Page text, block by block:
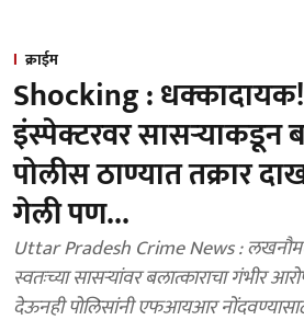
क्राईम
Shocking :
इंस्पेक्टरवर सासऱ्याकडून
पोलीस ठाण्यात तक्रार
गेली पण...
Uttar Pradesh Crime News :
स्वतःच्या सासऱ्यांवर बलात्काराचा गंभीर
देऊनही पोलिसांनी एफआयआर